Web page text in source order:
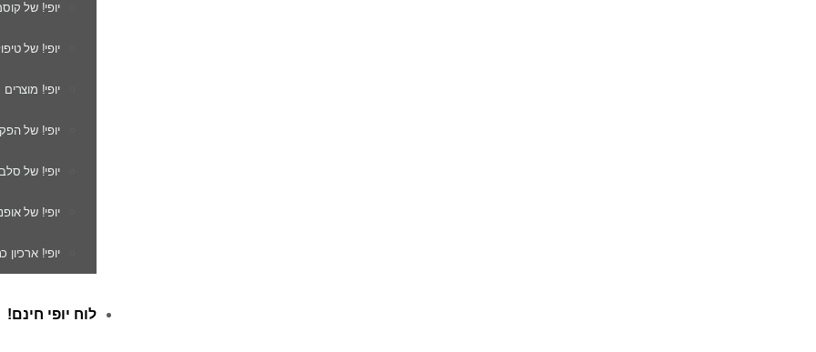
יופי! של
יופי! של
יופי!
יופי! של
יופי! של
יופי! של
יופי! ארכיון
לוח יופי חינם!